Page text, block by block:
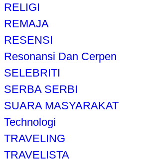
RELIGI
REMAJA
RESENSI
Resonansi Dan Cerpen
SELEBRITI
SERBA SERBI
SUARA MASYARAKAT
Technologi
TRAVELING
TRAVELISTA